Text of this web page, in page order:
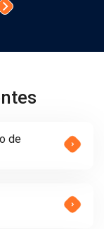
de